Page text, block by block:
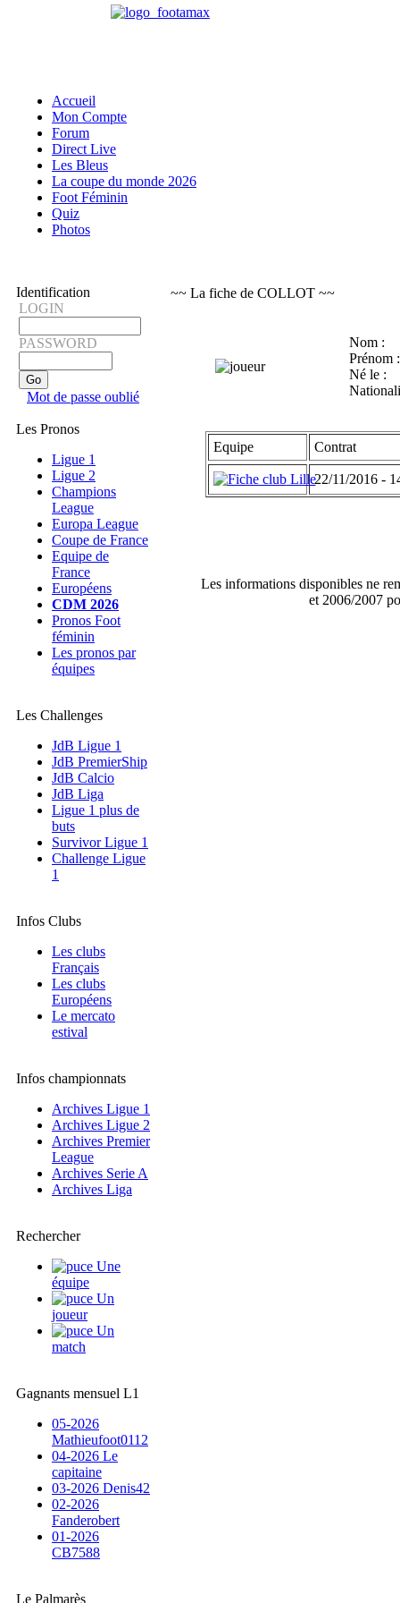
Accueil
Mon Compte
Forum
Direct Live
Les Bleus
La coupe du monde 2026
Foot Féminin
Quiz
Photos
Identification
LOGIN
PASSWORD
Mot de passe oublié
Les Pronos
Ligue 1
Ligue 2
Champions
League
Europa League
Coupe de France
Equipe de
France
Européens
CDM 2026
Pronos Foot
féminin
Les pronos par
équipes
Les Challenges
JdB Ligue 1
JdB PremierShip
JdB Calcio
JdB Liga
Ligue 1 plus de
buts
Survivor Ligue 1
Challenge Ligue
1
Infos Clubs
Les clubs
Français
Les clubs
Européens
Le mercato
estival
Infos championnats
Archives Ligue 1
Archives Ligue 2
Archives Premier
League
Archives Serie A
Archives Liga
Rechercher
Une
équipe
Un
joueur
Un
match
Gagnants mensuel L1
05-2026
Mathieufoot0112
04-2026 Le
capitaine
03-2026 Denis42
02-2026
Fanderobert
01-2026
CB7588
Le Palmarès
~~ La fiche de COLLOT ~~
Nom :
Prénom :
Né le :
Equipe Contrat
Lille22/11/2016 -
Les informations disponibles ne
et 2006/2007